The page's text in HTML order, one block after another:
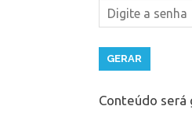
GERAR
Conteúdo será